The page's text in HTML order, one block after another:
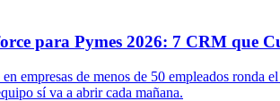
para Pymes 2026: 7 CRM que
empresas de menos de 50 empleados
sí va a abrir cada mañana.